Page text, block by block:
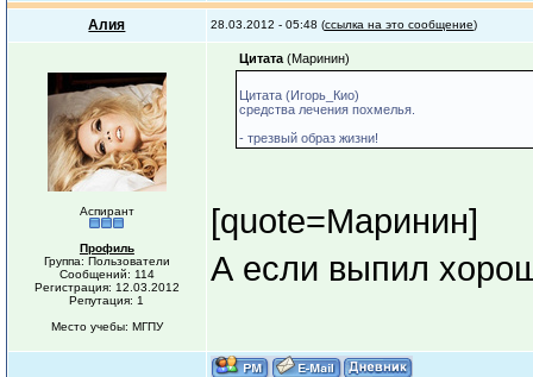
Алия 28.03.2012 - 05:48 (ссылка на это сообщение)
Аспирант
Профиль
Группа: Пользователи
Сообщений: 114
Регистрация: 12.03.2012
Репутация: 1
Место учебы: МГПУ
Цитата(Маринин)
Цитата (Игорь_Кио)
средства лечения похмелья.
- трезвый образ жизни!
[quote=Маринин]
А если выпил